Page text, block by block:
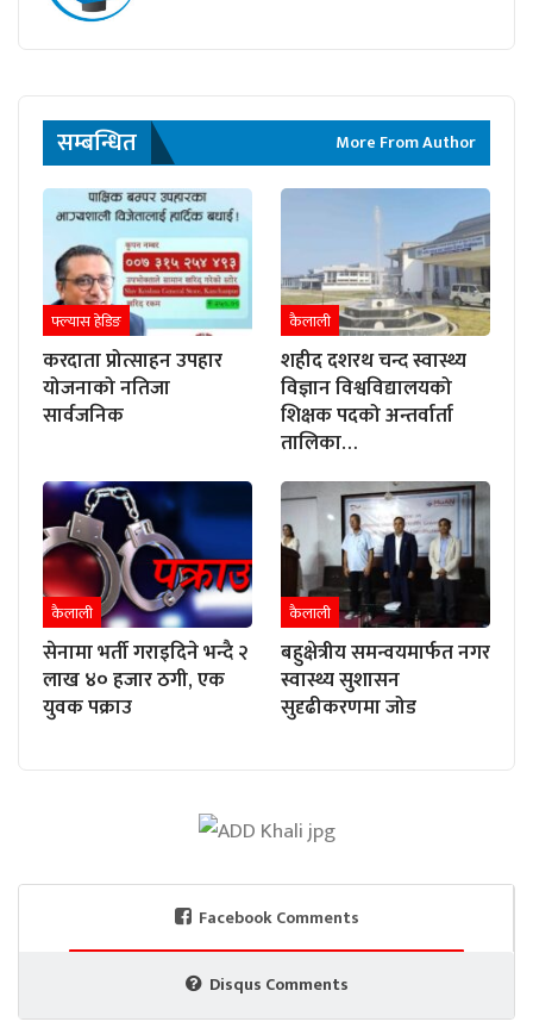
सम्बन्धित More From Author
फ्ल्यास हेडिङ
करदाता प्रोत्साहन उपहार
योजनाको नतिजा
सार्वजनिक
कैलाली
शहीद दशरथ चन्द स्वास्थ्य
विज्ञान विश्वविद्यालयको
शिक्षक पदको अन्तर्वार्ता
तालिका…
कैलाली
सेनामा भर्ती गराइदिने भन्दै २
लाख ४० हजार ठगी, एक
युवक पक्राउ
कैलाली
बहुक्षेत्रीय समन्वयमार्फत नगर
स्वास्थ्य सुशासन
सुदृढीकरणमा जोड
Facebook Comments
Disqus Comments